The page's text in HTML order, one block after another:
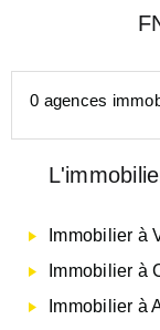
0 agences
Immobilier à
Immobilier à
Immobilier à